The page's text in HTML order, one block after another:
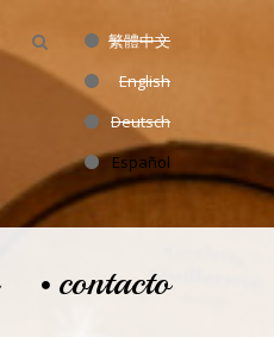
繁體中文
English
Deutsch
Español
contacto